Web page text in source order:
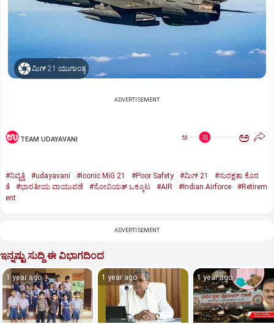
ಮಿಗ್‌ 21 ಯುಗಾಂತ್ಯ
ADVERTISEMENT
TEAM UDAYAVANI ಅ ಅ
#ನಿವೃತ್ತಿ #udayavani #Iconic MiG 21 #Poor Safety #ಮಿಗ್‌ 21
#ಸುರಕ್ಷತಾ ಕೊರ
ತೆ
#ಭಾರತೀಯ ವಾಯುಪಡೆ #ಸೋವಿಯತ್‌ ಒಕ್ಕೂಟ #AIR #Indian Airforce
#Retirem
ent
ADVERTISEMENT
ಇನ್ನಷ್ಟು ಸುದ್ದಿ ಈ ವಿಭಾಗದಿಂದ
1 year ago 1 year ago 1 year ago